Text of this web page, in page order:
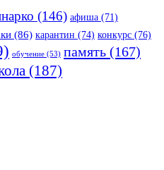
(146) афиша (71)
(86) карантин (74) конкурс (76)
обучение (53) память (167)
(187)